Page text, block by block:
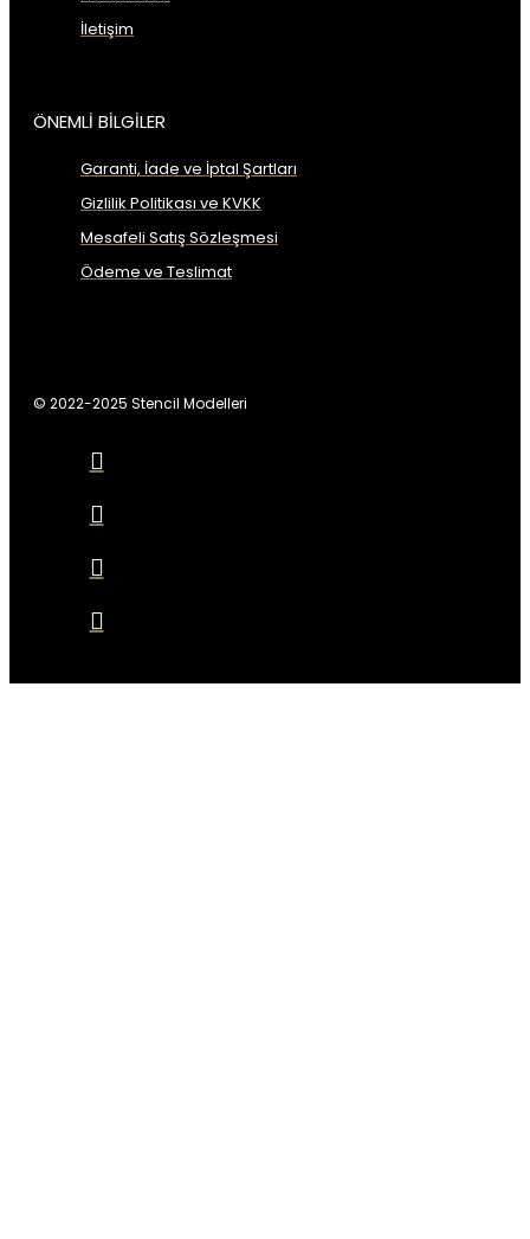
İletişim
ÖNEMLİ BİLGİLER
Garanti, İade ve İptal Şartları
Gizlilik Politikası ve KVKK
Mesafeli Satış Sözleşmesi
Ödeme ve Teslimat
© 2022-2025 Stencil Modelleri